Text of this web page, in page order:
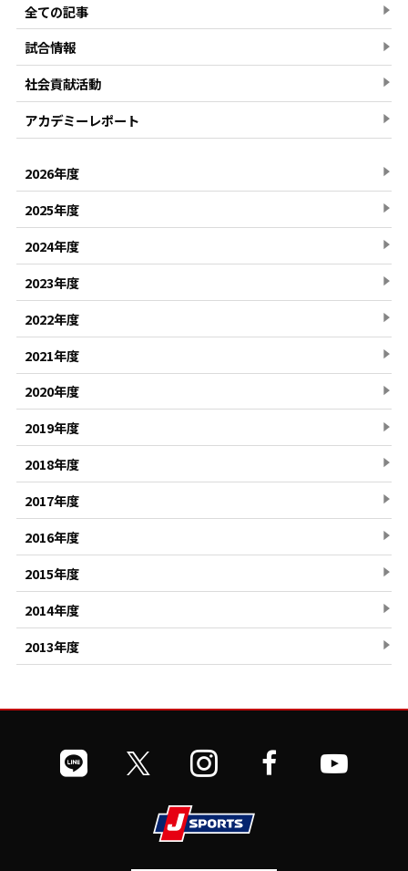
全ての記事
試合情報
社会貢献活動
アカデミーレポート
2026年度
2025年度
2024年度
2023年度
2022年度
2021年度
2020年度
2019年度
2018年度
2017年度
2016年度
2015年度
2014年度
2013年度